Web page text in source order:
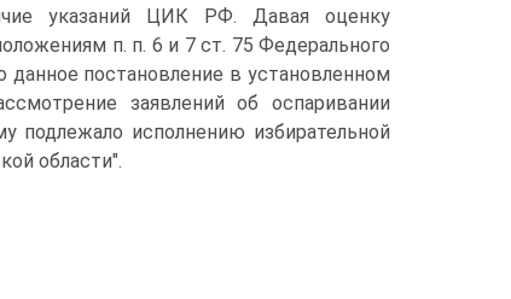
указаний ЦИК РФ. Давая оценку
п. п. 6 и 7 ст. 75 Федерального
данное постановление в установленном
заявлений об оспаривании
исполнению избирательной
области".